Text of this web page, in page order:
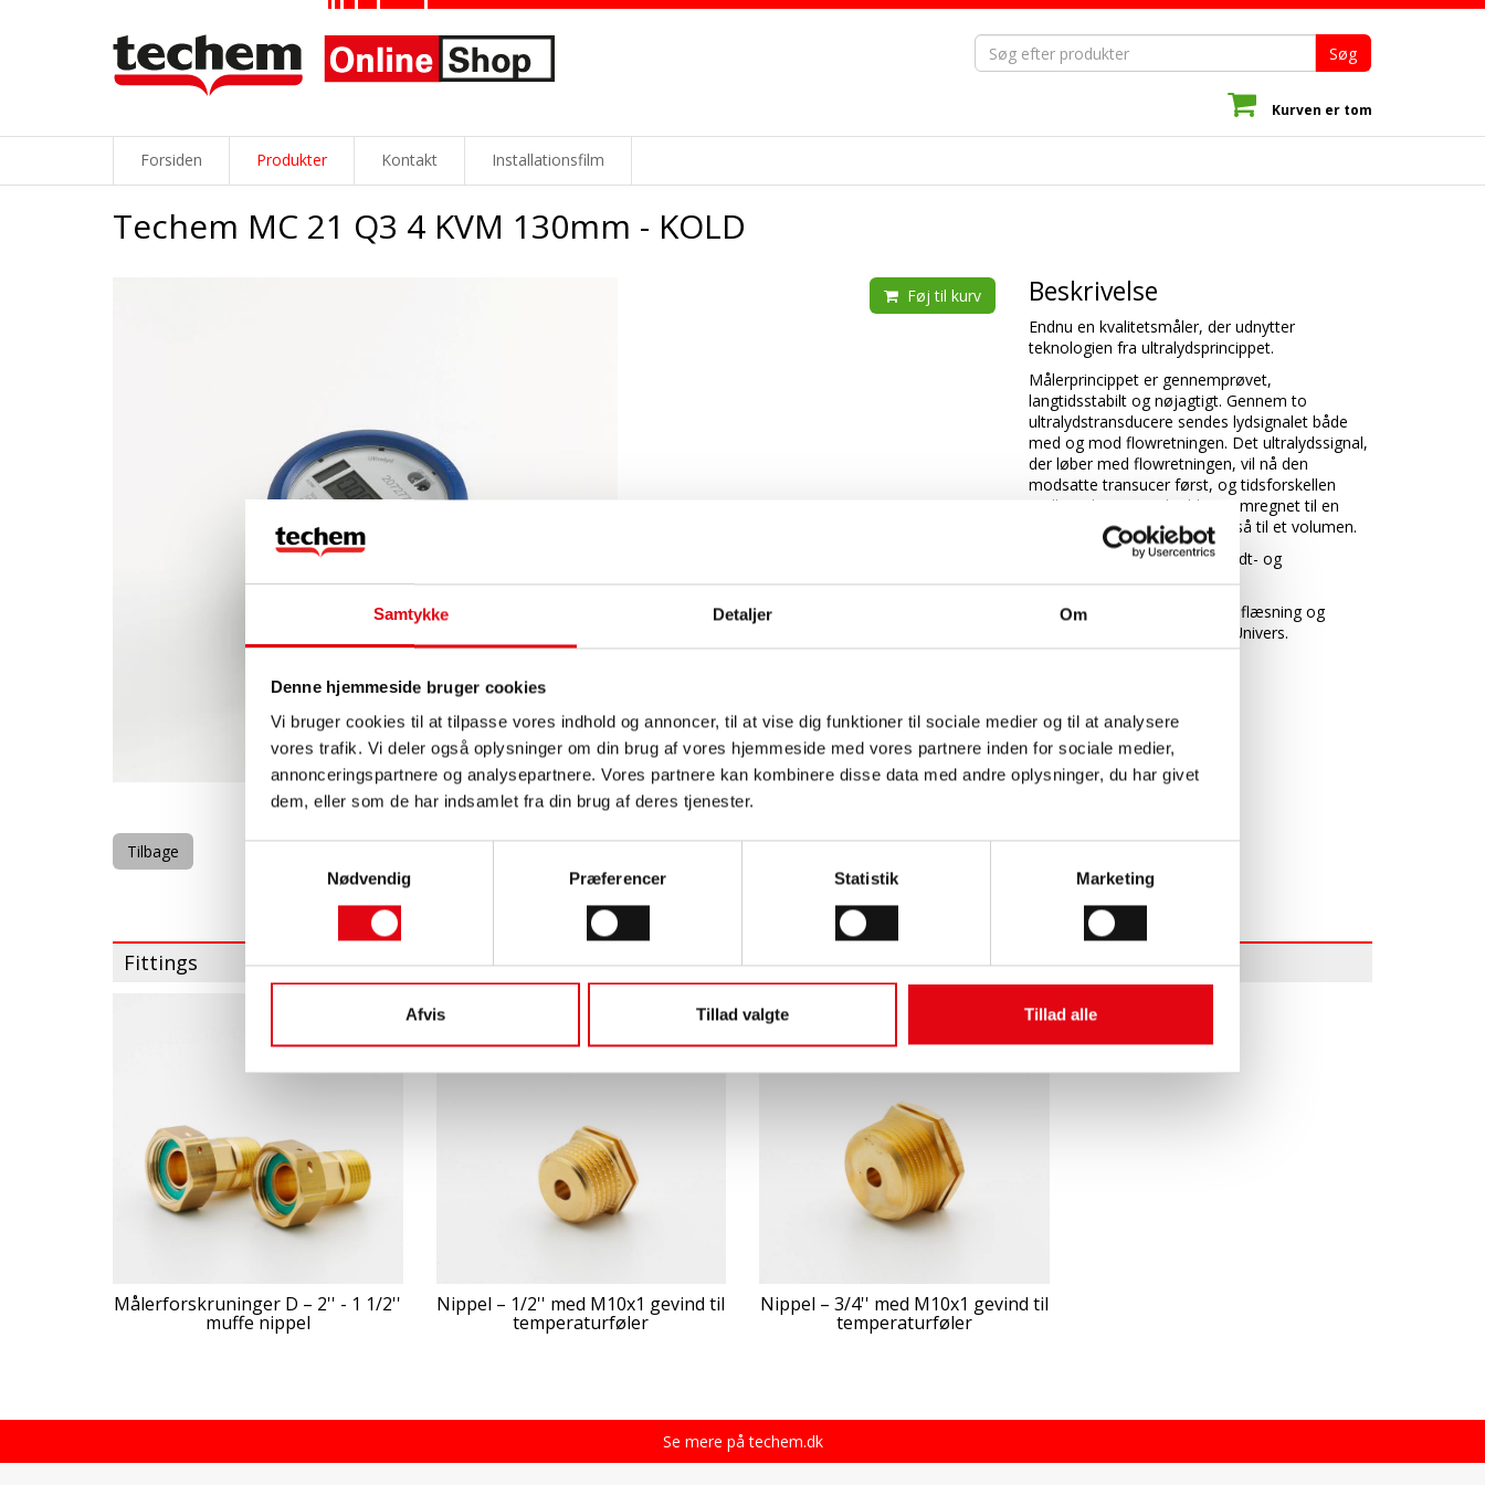
Samtykke Detaljer Om
Denne hjemmeside bruger cookies
Vi bruger cookies til at tilpasse vores indhold og annoncer, til at vise dig funktioner til sociale medier og til at analysere
vores trafik. Vi deler også oplysninger om din brug af vores hjemmeside med vores partnere inden for sociale medier,
annonceringspartnere og analysepartnere. Vores partnere kan kombinere disse data med andre oplysninger, du har givet
dem, eller som de har indsamlet fra din brug af deres tjenester.
Nødvendig
Præferencer Statistik Marketing
Afvis Tillad valgte Tillad alle
Søg
Kurven er tom
Forsiden Produkter Kontakt Installationsfilm
Techem MC 21 Q3 4 KVM 130mm - KOLD
Føj til kurv Beskrivelse
Endnu en kvalitetsmåler, der udnytter
teknologien fra ultralydsprincippet.
Målerprincippet er gennemprøvet,
langtidsstabilt og nøjagtigt. Gennem to
ultralydstransducere sendes lydsignalet både
med og mod flowretningen. Det ultralydssignal,
der løber med flowretningen, vil nå den
modsatte transucer først, og tidsforskellen
mellem de to signaler bliver omregnet til en
flowhastighed og hermed også til et volumen.
Ultralydsmåleren findes til koldt- og
varmtvandsmåling.
Måleren er forberedt til fjernaflæsning og
opkobling til Techem Online Univers.
Monteringsvejledning
Vis mindre…
Tilbage
Fittings
Målerforskruninger D – 2'' - 1 1/2''
muffe nippel
Nippel – 1/2'' med M10x1 gevind til
temperaturføler
Nippel – 3/4'' med M10x1 gevind til
temperaturføler
Se mere på techem.dk